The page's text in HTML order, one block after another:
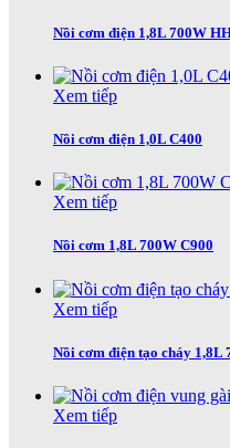
Nồi cơm điện 1,8L 700W
Xem tiếp
Nồi cơm điện 1,0L C400
Xem tiếp
Nồi cơm 1,8L 700W C900
Xem tiếp
Nồi cơm điện tạo cháy 1,8L
Xem tiếp